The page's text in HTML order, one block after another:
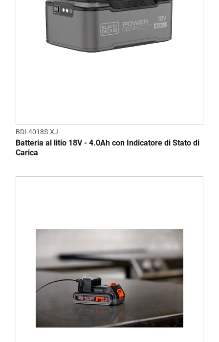
BDL4018S-XJ
Batteria al litio 18V - 4.0Ah con Indicatore di Stato di
Carica